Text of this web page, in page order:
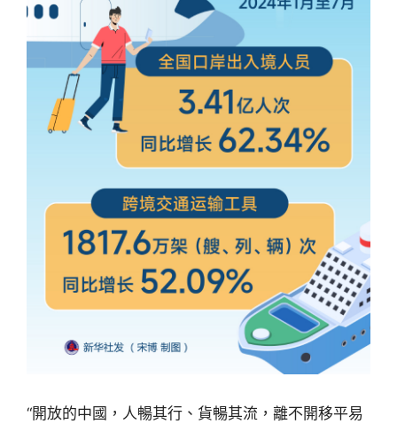
“開放的中國，人暢其行、貨暢其流，離不開移平易